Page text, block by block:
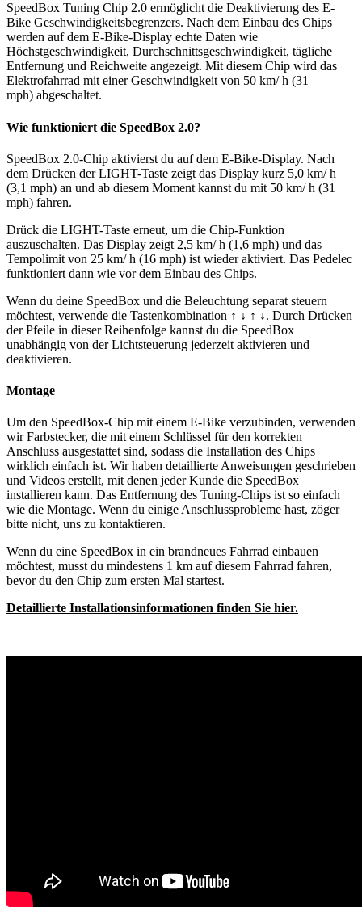
SpeedBox Tuning Chip 2.0 ermöglicht die Deaktivierung des E-
Bike Geschwindigkeitsbegrenzers. Nach dem Einbau des Chips
werden auf dem E-Bike-Display echte Daten wie
Höchstgeschwindigkeit, Durchschnittsgeschwindigkeit, tägliche
Entfernung und Reichweite angezeigt. Mit diesem Chip wird das
Elektrofahrrad mit einer Geschwindigkeit von 50 km/ h (31
mph) abgeschaltet.
Wie funktioniert die SpeedBox 2.0?
SpeedBox 2.0-Chip aktivierst du auf dem E-Bike-Display. Nach
dem Drücken der LIGHT-Taste zeigt das Display kurz 5,0 km/ h
(3,1 mph) an und ab diesem Moment kannst du mit 50 km/ h (31
mph) fahren.
Drück die LIGHT-Taste erneut, um die Chip-Funktion
auszuschalten. Das Display zeigt 2,5 km/ h (1,6 mph) und das
Tempolimit von 25 km/ h (16 mph) ist wieder aktiviert. Das Pedelec
funktioniert dann wie vor dem Einbau des Chips.
Wenn du deine SpeedBox und die Beleuchtung separat steuern
möchtest, verwende die Tastenkombination ↑ ↓ ↑ ↓. Durch Drücken
der Pfeile in dieser Reihenfolge kannst du die SpeedBox
unabhängig von der Lichtsteuerung jederzeit aktivieren und
deaktivieren.
Montage
Um den SpeedBox-Chip mit einem E-Bike verzubinden, verwenden
wir Farbstecker, die mit einem Schlüssel für den korrekten
Anschluss ausgestattet sind, sodass die Installation des Chips
wirklich einfach ist. Wir haben detaillierte Anweisungen geschrieben
und Videos erstellt, mit denen jeder Kunde die SpeedBox
installieren kann. Das Entfernung des Tuning-Chips ist so einfach
wie die Montage. Wenn du einige Anschlussprobleme hast, zöger
bitte nicht, uns zu kontaktieren.
Wenn du eine SpeedBox in ein brandneues Fahrrad einbauen
möchtest, musst du mindestens 1 km auf diesem Fahrrad fahren,
bevor du den Chip zum ersten Mal startest.
Detaillierte Installationsinformationen finden Sie hier.